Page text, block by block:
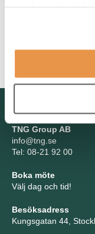
driva utveckling och
TNG Group AB
info@tng.se
Tel: 08-21 92 00
Boka möte
Välj dag och tid!
Besöksadress
Kungsgatan 44,